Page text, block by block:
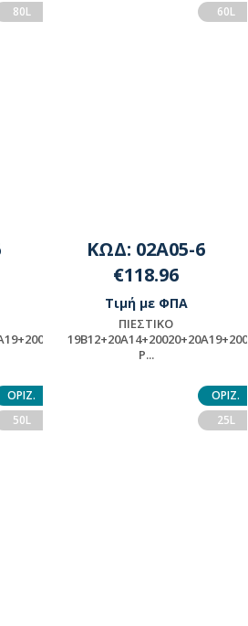
ΔΙΑΘΕΣΙΜΟΤΗΤΑ
80L
60L
ΚΩΔ: 02A05-6
€118.96
Τιμή με ΦΠΑ
ΠΙΕΣΤΙΚΟ
P...
ΠΑΡΑΚΑΛΟΥΜΕ ΓΙΑ
ΔΙΑΘΕΣΙΜΟΤΗΤΑ
ΟΡΙΖ.
50L
ΟΡΙΖ.
25L